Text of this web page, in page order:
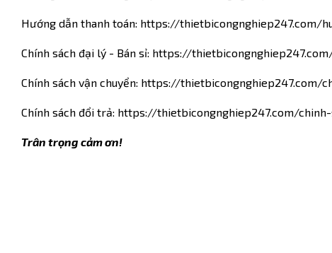
Hướng dẫn thanh toán: https://thietbicongnghiep247.com/
Chính sách đại lý - Bán sỉ: https://
Chính sách vận chuyển: https://thietbicongnghiep247.com/
Chính sách đổi trả: https://thietbicongnghiep247.com/
Trân trọng cảm ơn!